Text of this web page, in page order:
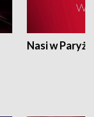
Nasi w Paryżu